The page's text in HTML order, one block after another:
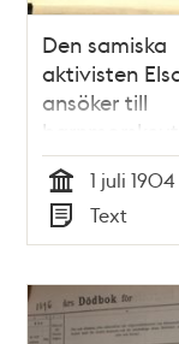
Den samiska
aktivisten
ansöker till
1904
Tid
1 juli 1904
Typ
Text